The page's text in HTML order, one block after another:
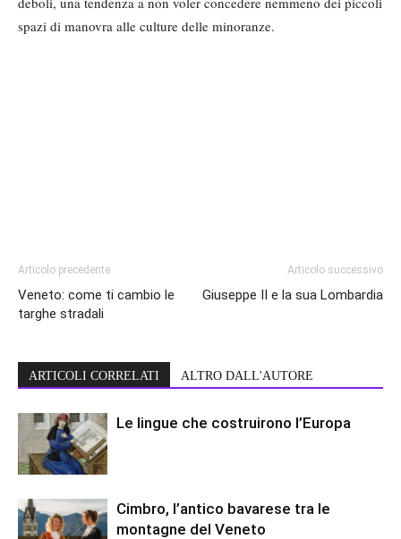
spazi di manovra alle culture delle minoranze.
Articolo precedente
Veneto: come ti cambio le
targhe stradali
Articolo successivo
Giuseppe II e la sua Lombardia
ARTICOLI CORRELATI ALTRO DALL'AUTORE
Le lingue che costruirono l’Europa
Cimbro, l’antico bavarese tra le
montagne del Veneto